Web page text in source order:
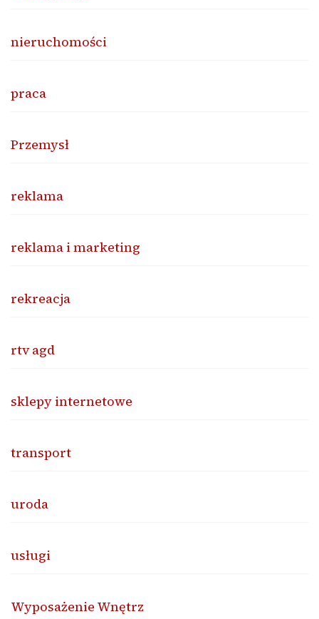
nieruchomości
praca
Przemysł
reklama
reklama i marketing
rekreacja
rtv agd
sklepy internetowe
transport
uroda
usługi
Wyposażenie Wnętrz